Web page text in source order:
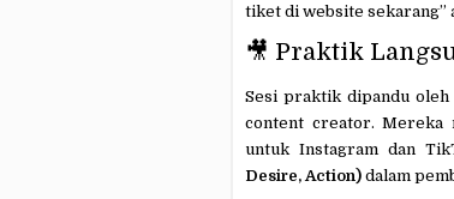
tiket di website sekarang”
🎥 Praktik
Sesi praktik dipandu
content creator. Mereka
untuk Instagram dan
Desire, Action) dalam